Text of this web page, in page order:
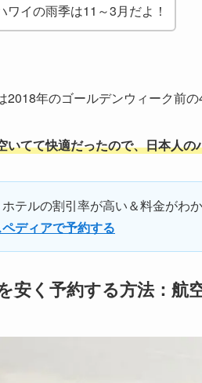
ワイの雨季は11～3月だよ！
2018年のゴールデンウィーク前の
いてて快適だったので、日本人
テルの割引率が高い＆料金がわ
ディアで予約する
安く予約する方法：航